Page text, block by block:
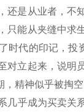
是从业者，不
能从夹缝中求
代的印记，投
对立起来，说明
精神似乎被掏空
乎成为买卖关